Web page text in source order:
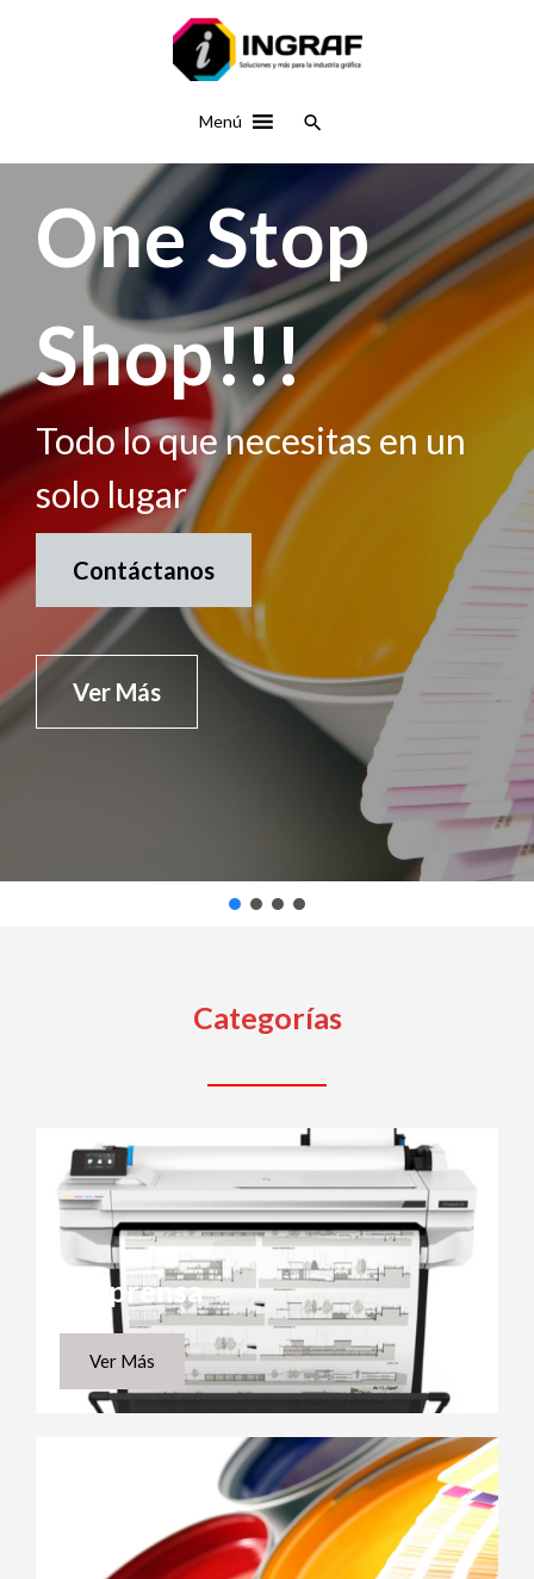
Menú Buscar
One Stop
Shop!!!
Todo lo que necesitas en un
solo lugar
Contáctanos
Ver Más
Categorías
Preprensa
Ver Más